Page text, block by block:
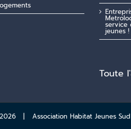
service
jeunes !
Toute
2026 | Association Habitat Jeunes Sud